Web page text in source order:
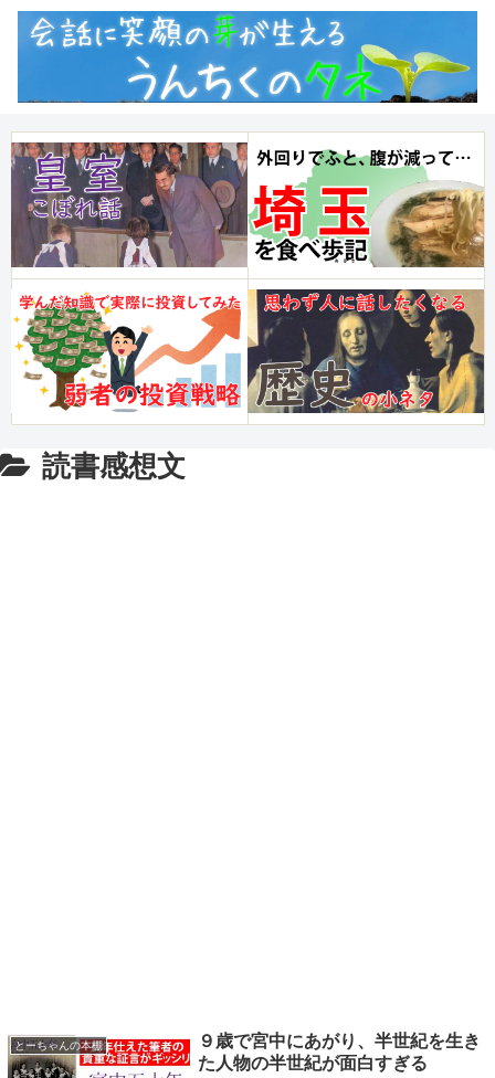
読書感想文
とーちゃんの本棚
９歳で宮中にあがり、半世紀を生き
た人物の半世紀が面白すぎる